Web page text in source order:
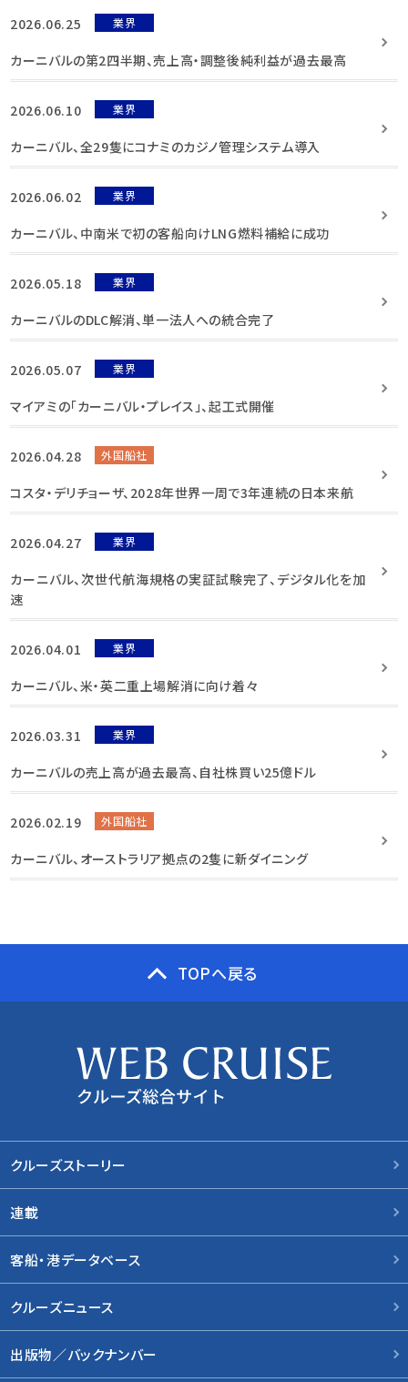
2026.06.25 業界
カーニバルの第2四半期、売上高・調整後純利益が過去最高
2026.06.10 業界
カーニバル、全29隻にコナミのカジノ管理システム導入
2026.06.02 業界
カーニバル、中南米で初の客船向けLNG燃料補給に成功
2026.05.18 業界
カーニバルのDLC解消、単一法人への統合完了
2026.05.07 業界
マイアミの「カーニバル・プレイス」、起工式開催
2026.04.28 外国船社
コスタ・デリチョーザ、2028年世界一周で3年連続の日本来航
2026.04.27 業界
カーニバル、次世代航海規格の実証試験完了、デジタル化を加
速
2026.04.01 業界
カーニバル、米・英二重上場解消に向け着々
2026.03.31 業界
カーニバルの売上高が過去最高、自社株買い25億ドル
2026.02.19 外国船社
カーニバル、オーストラリア拠点の2隻に新ダイニング
TOPへ戻る
クルーズストーリー
連載
客船・港データベース
クルーズニュース
出版物／バックナンバー